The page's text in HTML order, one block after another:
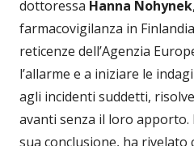
dottoressa Hanna Nohynek
farmacovigilanza in
reticenze dell’Agenzia
l’allarme e a iniziare le
agli incidenti suddetti,
avanti senza il loro apporto.
sua conclusione, ha rivelato